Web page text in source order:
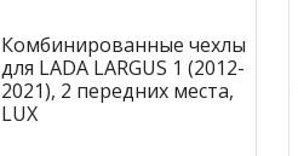
Комбинированные чехлы
для LADA LARGUS 1 (2012-
2021), 2 передних места,
LUX